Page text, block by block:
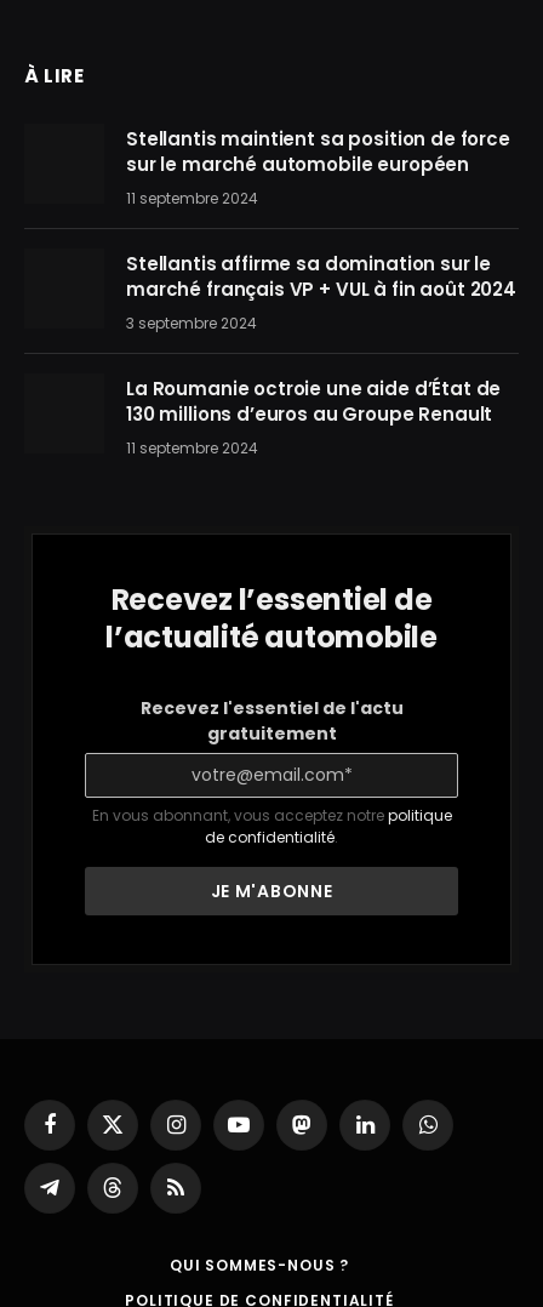
À LIRE
Stellantis maintient sa position de force
sur le marché automobile européen
11 septembre 2024
Stellantis affirme sa domination sur le
marché français VP + VUL à fin août 2024
3 septembre 2024
La Roumanie octroie une aide d’État de
130 millions d’euros au Groupe Renault
11 septembre 2024
Recevez l’essentiel de
l’actualité automobile
Recevez l'essentiel de l'actu
gratuitement
En vous abonnant, vous acceptez notrepolitique
de confidentialité.
Facebook
X
(Twitter)
InstagramYouTubeMastodonLinkedInWhatsApp
Partager
sur
ThreadsRSS
QUI SOMMES-NOUS ?
POLITIQUE DE CONFIDENTIALITÉ